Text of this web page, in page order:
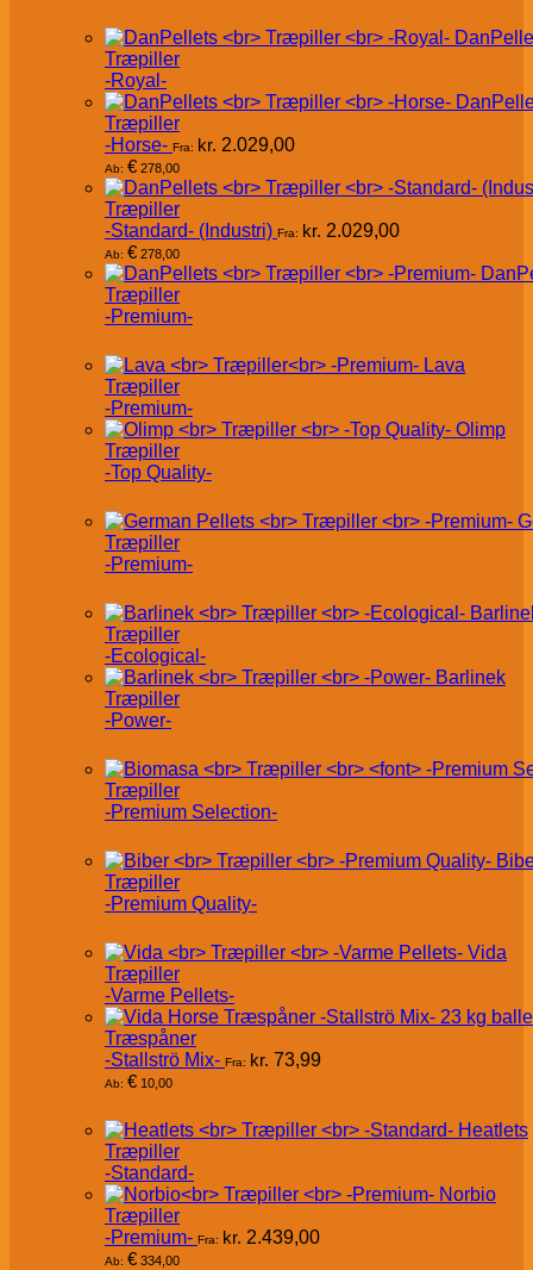
Træpiller
-Royal-
Træpiller
-Horse- Fra: kr. 2.029,00
Ab: € 278,00
Træpiller
-Standard- (Industri) Fra: kr. 2.029,00
Ab: € 278,00
Træpiller
-Premium-
Lava
Træpiller
-Premium-
Olimp
Træpiller
-Top Quality-
Træpiller
-Premium-
Træpiller
-Ecological-
Barlinek
Træpiller
-Power-
Træpiller
-Premium Selection-
Træpiller
-Premium Quality-
Vida
Træpiller
-Varme Pellets-
Træspåner
-Stallströ Mix- Fra: kr. 73,99
Ab: € 10,00
Heatlets
Træpiller
-Standard-
Norbio
Træpiller
-Premium- Fra: kr. 2.439,00
Ab: € 334,00